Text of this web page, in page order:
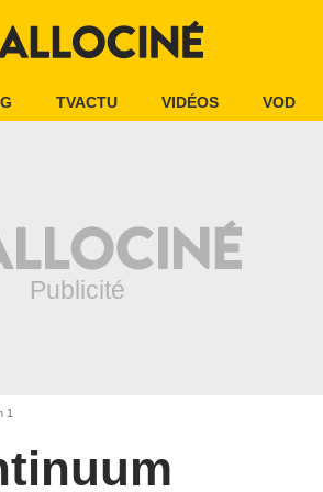
TVACTU VIDÉOS VOD
1